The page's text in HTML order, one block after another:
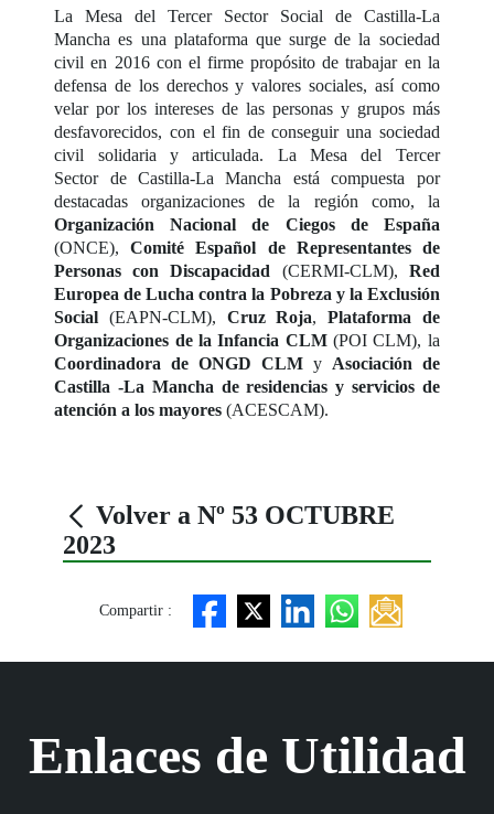
La Mesa del Tercer Sector Social de Castilla-La
Mancha es una plataforma que surge de la sociedad
civil en 2016 con el firme propósito de trabajar en la
defensa de los derechos y valores sociales, así como
velar por los intereses de las personas y grupos más
desfavorecidos, con el fin de conseguir una sociedad
civil solidaria y articulada. La Mesa del Tercer
Sector de Castilla-La Mancha está compuesta por
destacadas organizaciones de la región como, la
Organización Nacional de Ciegos de España
(ONCE),Comité Español de Representantes de
Personas con Discapacidad (CERMI-CLM), Red
Europea de Lucha contra la Pobreza y la Exclusión
Social (EAPN-CLM), Cruz Roja,Plataforma de
Organizaciones de la Infancia CLM(POI CLM), la
Coordinadora de ONGD CLM y Asociación de
Castilla -La Mancha de residencias y servicios de
atención a los mayores (ACESCAM).
Volver a Nº 53 OCTUBRE
2023
Compartir :
Enlaces de Utilidad